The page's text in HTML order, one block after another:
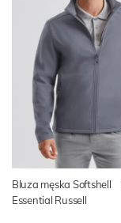
Bluza męska Softshell
Essential Russell